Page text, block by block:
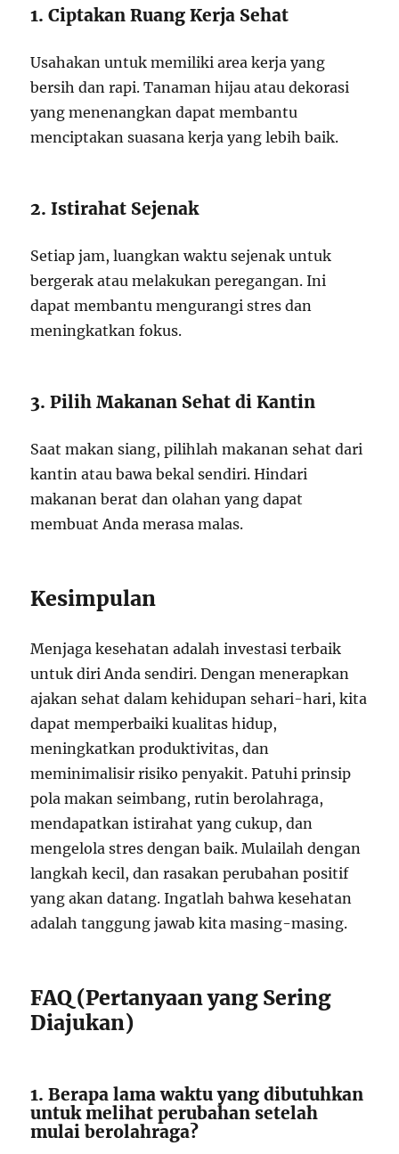
1. Ciptakan Ruang Kerja Sehat
Usahakan untuk memiliki area kerja yang
bersih dan rapi. Tanaman hijau atau dekorasi
yang menenangkan dapat membantu
menciptakan suasana kerja yang lebih baik.
2. Istirahat Sejenak
Setiap jam, luangkan waktu sejenak untuk
bergerak atau melakukan peregangan. Ini
dapat membantu mengurangi stres dan
meningkatkan fokus.
3. Pilih Makanan Sehat di Kantin
Saat makan siang, pilihlah makanan sehat dari
kantin atau bawa bekal sendiri. Hindari
makanan berat dan olahan yang dapat
membuat Anda merasa malas.
Kesimpulan
Menjaga kesehatan adalah investasi terbaik
untuk diri Anda sendiri. Dengan menerapkan
ajakan sehat dalam kehidupan sehari-hari, kita
dapat memperbaiki kualitas hidup,
meningkatkan produktivitas, dan
meminimalisir risiko penyakit. Patuhi prinsip
pola makan seimbang, rutin berolahraga,
mendapatkan istirahat yang cukup, dan
mengelola stres dengan baik. Mulailah dengan
langkah kecil, dan rasakan perubahan positif
yang akan datang. Ingatlah bahwa kesehatan
adalah tanggung jawab kita masing-masing.
FAQ (Pertanyaan yang Sering
Diajukan)
1. Berapa lama waktu yang dibutuhkan
untuk melihat perubahan setelah
mulai berolahraga?